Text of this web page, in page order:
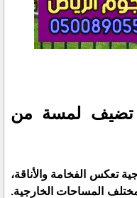
تضيف لمسة من
تعكس الفخامة والأناقة،
المساحات الخارجية.